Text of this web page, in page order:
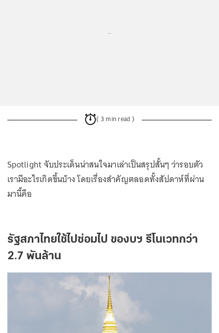
...
( 3 min read )
Spotlight จับประเด็นน่าสนใจมาเล่าเป็นสรุปสั้นๆ ว่ารอบตัว
เรามีอะไรเกิดขึ้นบ้าง โดยเรื่องสำคัญตลอดทั้งสัปดาห์ที่ผ่าน
มานี้คือ
รัฐสภาไทยใช้ไปซ่อมไป ของบฯ รีโนเวทกว่า
2.7 พันล้าน